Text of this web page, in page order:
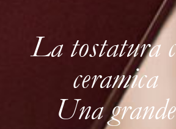
La tostatura
ceramica
Una grande